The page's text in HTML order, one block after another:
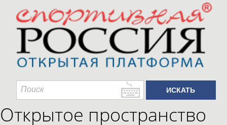
Открытое пространство